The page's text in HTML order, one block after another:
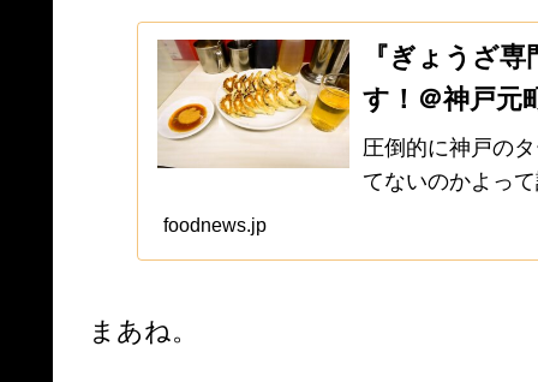
『ぎょうざ
す！＠神戸元
圧倒的に神戸の
てないのかよっ
で、まだまだ続
foodnews.jp
まあね。